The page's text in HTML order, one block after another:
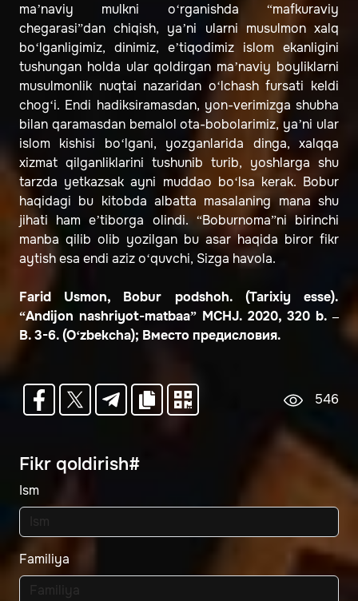
maʼnaviy mulkni o‘rganishda “mafkuraviy
chegarasi”dan chiqish, yaʼni ularni musulmon xalq
bo‘lganligimiz, dinimiz, eʼtiqodimiz islom ekanligini
tushungan holda ular qoldirgan maʼnaviy boyliklarni
musulmonlik nuqtai nazaridan o‘lchash fursati keldi
chog‘i. Endi hadiksiramasdan, yon-verimizga shubha
bilan qaramasdan bemalol ota-bobolarimiz, yaʼni ular
islom kishisi bo‘lgani, yozganlarida dinga, xalqqa
xizmat qilganliklarini tushunib turib, yoshlarga shu
tarzda yetkazsak ayni muddao bo‘lsa kerak. Bobur
haqidagi bu kitobda albatta masalaning mana shu
jihati ham eʼtiborga olindi. “Boburnoma”ni birinchi
manba qilib olib yozilgan bu asar haqida biror fikr
aytish esa endi aziz o‘quvchi, Sizga havola.
Farid Usmon, Bobur podshoh. (Tarixiy esse).
“Andijon nashriyot-matbaa” MCHJ. 2020, 320 b. –
B. 3-6. (O‘zbekcha); Вместо предисловия.
546
Fikr qoldirish#
Ism
Familiya